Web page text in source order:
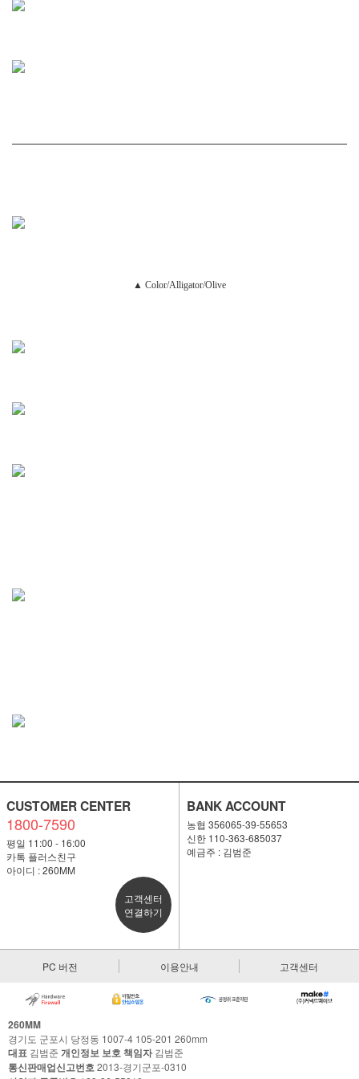
▲ Color/Alligator/Olive
CUSTOMER CENTER
1800-7590
평일 11:00 - 16:00
카톡 플러스친구
아이디 : 260MM
고객센터
연결하기
BANK ACCOUNT
농협 356065-39-55653
신한 110-363-685037
예금주 : 김범준
PC 버전 이용안내 고객센터
260MM
경기도 군포시 당정동 1007-4 105-201 260mm
대표 김범준 개인정보 보호 책임자김범준
통신판매업신고번호2013-경기군포-0310